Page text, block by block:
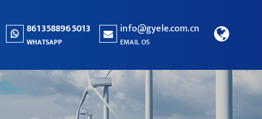
8613588965013
WHATSAPP
info@gyele.com.cn
EMAIL OS